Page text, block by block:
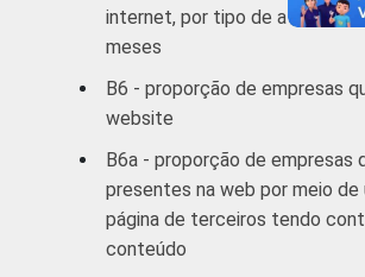
Informação e
recreação;
outras
atividades de
internet, por tipo de atividade
meses
B6 - proporção de empresas
website
B6a - proporção de empresas
presentes na web por meio
página de terceiros tendo
conteúdo